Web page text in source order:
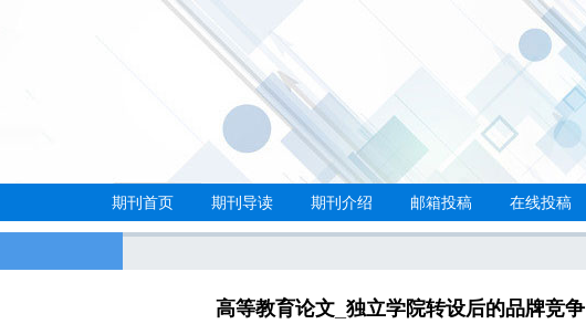
期刊首页 期刊导读 期刊介绍 邮箱投稿 在线投稿
高等教育论文_独立学院转设后的品牌竞争